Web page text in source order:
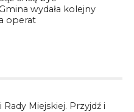
wydała kolejny
operat
Miejskiej. Przyjdź i